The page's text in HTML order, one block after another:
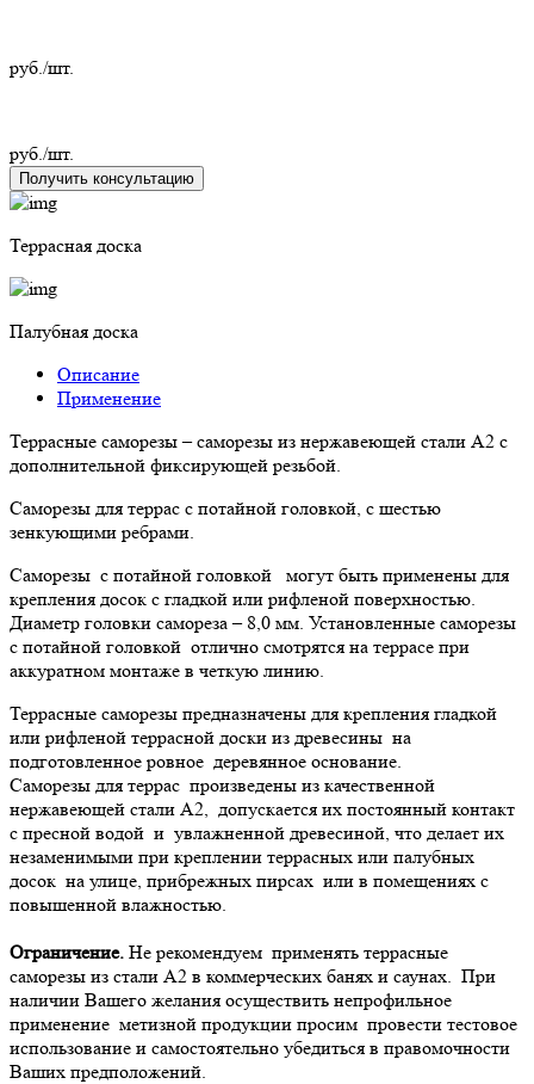
руб./шт.
руб./шт.
Получить консультацию
Террасная доска
Палубная доска
Описание
Применение
Террасные саморезы – саморезы из нержавеющей стали А2 с
дополнительной фиксирующей резьбой.
Саморезы для террас с потайной головкой, с шестью
зенкующими ребрами.
Саморезы с потайной головкой могут быть применены для
крепления досок с гладкой или рифленой поверхностью.
Диаметр головки самореза – 8,0 мм. Установленные саморезы
с потайной головкой отлично смотрятся на террасе при
аккуратном монтаже в четкую линию.
Террасные саморезы предназначены для крепления гладкой
или рифленой террасной доски из древесины на
подготовленное ровное деревянное основание.
Саморезы для террас произведены из качественной
нержавеющей стали А2, допускается их постоянный контакт
с пресной водой и увлажненной древесиной, что делает их
незаменимыми при креплении террасных или палубных
досок на улице, прибрежных пирсах или в помещениях с
повышенной влажностью.
Ограничение. Не рекомендуем применять террасные
саморезы из стали А2 в коммерческих банях и саунах. При
наличии Вашего желания осуществить непрофильное
применение метизной продукции просим провести тестовое
использование и самостоятельно убедиться в правомочности
Ваших предположений.